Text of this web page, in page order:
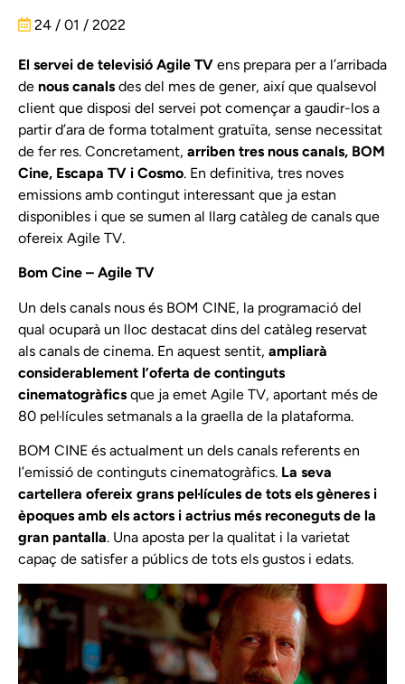
24 / 01 / 2022
El servei de televisió Agile TV ens prepara per a l’arribada
de nous canals des del mes de gener, així que qualsevol
client que disposi del servei pot començar a gaudir-los a
partir d’ara de forma totalment gratuïta, sense necessitat
de fer res. Concretament, arriben tres nous canals, BOM
Cine, Escapa TV i Cosmo. En definitiva, tres noves
emissions amb contingut interessant que ja estan
disponibles i que se sumen al llarg catàleg de canals que
ofereix Agile TV.
Bom Cine – Agile TV
Un dels canals nous és BOM CINE, la programació del
qual ocuparà un lloc destacat dins del catàleg reservat
als canals de cinema. En aquest sentit, ampliarà
considerablement l’oferta de continguts
cinematogràfics que ja emet Agile TV, aportant més de
80 pel·lícules setmanals a la graella de la plataforma.
BOM CINE és actualment un dels canals referents en
l’emissió de continguts cinematogràfics. La seva
cartellera ofereix grans pel·lícules de tots els gèneres i
èpoques amb els actors i actrius més reconeguts de la
gran pantalla. Una aposta per la qualitat i la varietat
capaç de satisfer a públics de tots els gustos i edats.